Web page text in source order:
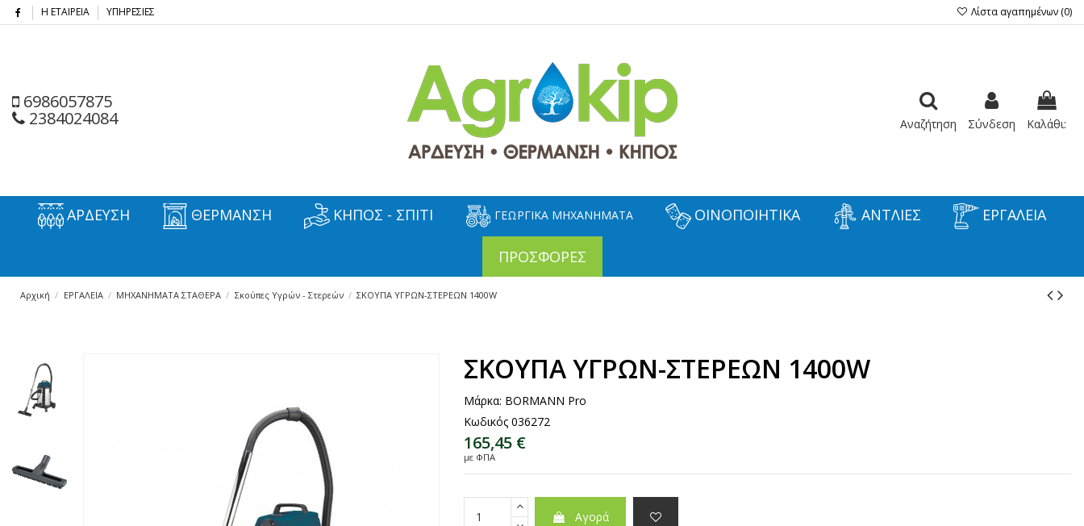
Η ΕΤΑΙΡΕΙΑ ΥΠΗΡΕΣΙΕΣ Λίστα αγαπημένων (0)
6986057875
2384024084 Αναζήτηση Σύνδεση Καλάθι:
ΑΡΔΕΥΣΗ ΘΕΡΜΑΝΣΗ ΚΗΠΟΣ - ΣΠΙΤΙ ΓΕΩΡΓΙΚΑ ΜΗΧΑΝΗΜΑΤΑ ΟΙΝΟΠΟΙΗΤΙΚΑ ΑΝΤΛΙΕΣ ΕΡΓΑΛΕΙΑ
ΠΡΟΣΦΟΡΕΣ
Αρχική ΕΡΓΑΛΕΙΑ ΜΗΧΑΝΗΜΑΤΑ ΣΤΑΘΕΡΑ Σκούπες Υγρών - Στερεών ΣΚΟΥΠΑ ΥΓΡΩΝ-ΣΤΕΡΕΩΝ 1400W
ΣΚΟΥΠΑ ΥΓΡΩΝ-ΣΤΕΡΕΩΝ 1400W
Μάρκα: BORMANN Pro
Κωδικός 036272
165,45 €
με ΦΠΑ
Αγορά